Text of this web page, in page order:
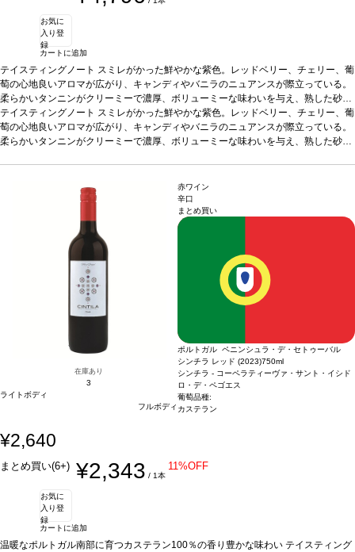
お気に
入り登
録
カートに追加
テイスティングノート スミレがかった鮮やかな紫色。レッドベリー、チェリー、葡
萄の心地良いアロマが広がり、キャンディやバニラのニュアンスが際立っている。
柔らかいタンニンがクリーミーで濃厚、ボリューミーな味わいを与え、熟した砂糖
漬け果実の風味と、トーストしたオークのスモークと調和し、長い余韻のフィニッ
シュが残る。合う料理グリルした赤肉、シチュー、マッシュルームソースのパス
タ、チーズなどと好相性。 葡萄品種マルベック 100%*本ヴィンテージが在庫切れ
テイスティングノート スミレがかった鮮やかな紫色。レッドベリー、チェリー、葡
萄の心地良いアロマが広がり、キャンディやバニラのニュアンスが際立っている。
柔らかいタンニンがクリーミーで濃厚、ボリューミーな味わいを与え、熟した砂糖
マルベック 100%
の場合、在庫があり価格が同様の場合は自動的に次のヴィンテージに変更されま
在庫あり
3
ライトボディ
フルボディ
赤ワイン
辛口
まとめ買い
ポルトガル ペニンシュラ・デ・セトゥーバル
シンチラ レッド (2023)750ml
シンチラ - コーペラティーヴァ・サント・イシド
ロ・デ・ペゴエス
葡萄品種:
カステラン
¥2,640
まとめ買い(6+) ¥2,343 / 1本
11%OFF
お気に
入り登
録
カートに追加
温暖なポルトガル南部に育つカステラン100％の香り豊かな味わい テイスティング